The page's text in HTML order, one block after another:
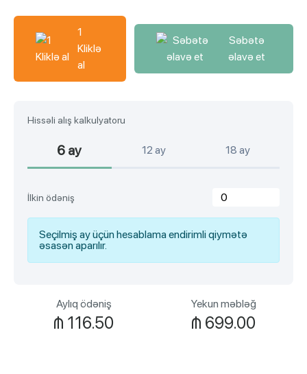
1
Kliklə
al
Səbətə
əlavə et
Hissəli alış kalkulyatoru
6 ay 12 ay 18 ay
İlkin ödəniş
Seçilmiş ay üçün hesablama endirimli qiymətə
əsasən aparılır.
Aylıq ödəniş
₼ 116.50
Yekun məbləğ
₼ 699.00